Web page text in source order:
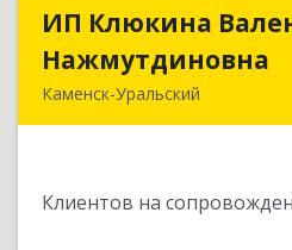
ИП Клюкина
Нажмутдиновна
Каменск-Уральский
Клиентов на
ИП